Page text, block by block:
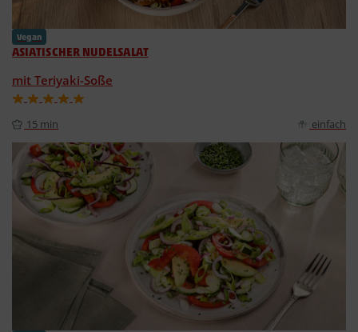
Vegan
ASIATISCHER NUDELSALAT
mit Teriyaki-Soße
15 min einfach